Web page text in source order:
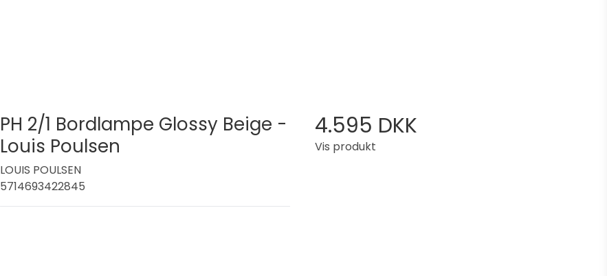
PH 2/1 Bordlampe Glossy Beige -
Louis Poulsen
LOUIS POULSEN
5714693422845
4.595 DKK
Vis produkt